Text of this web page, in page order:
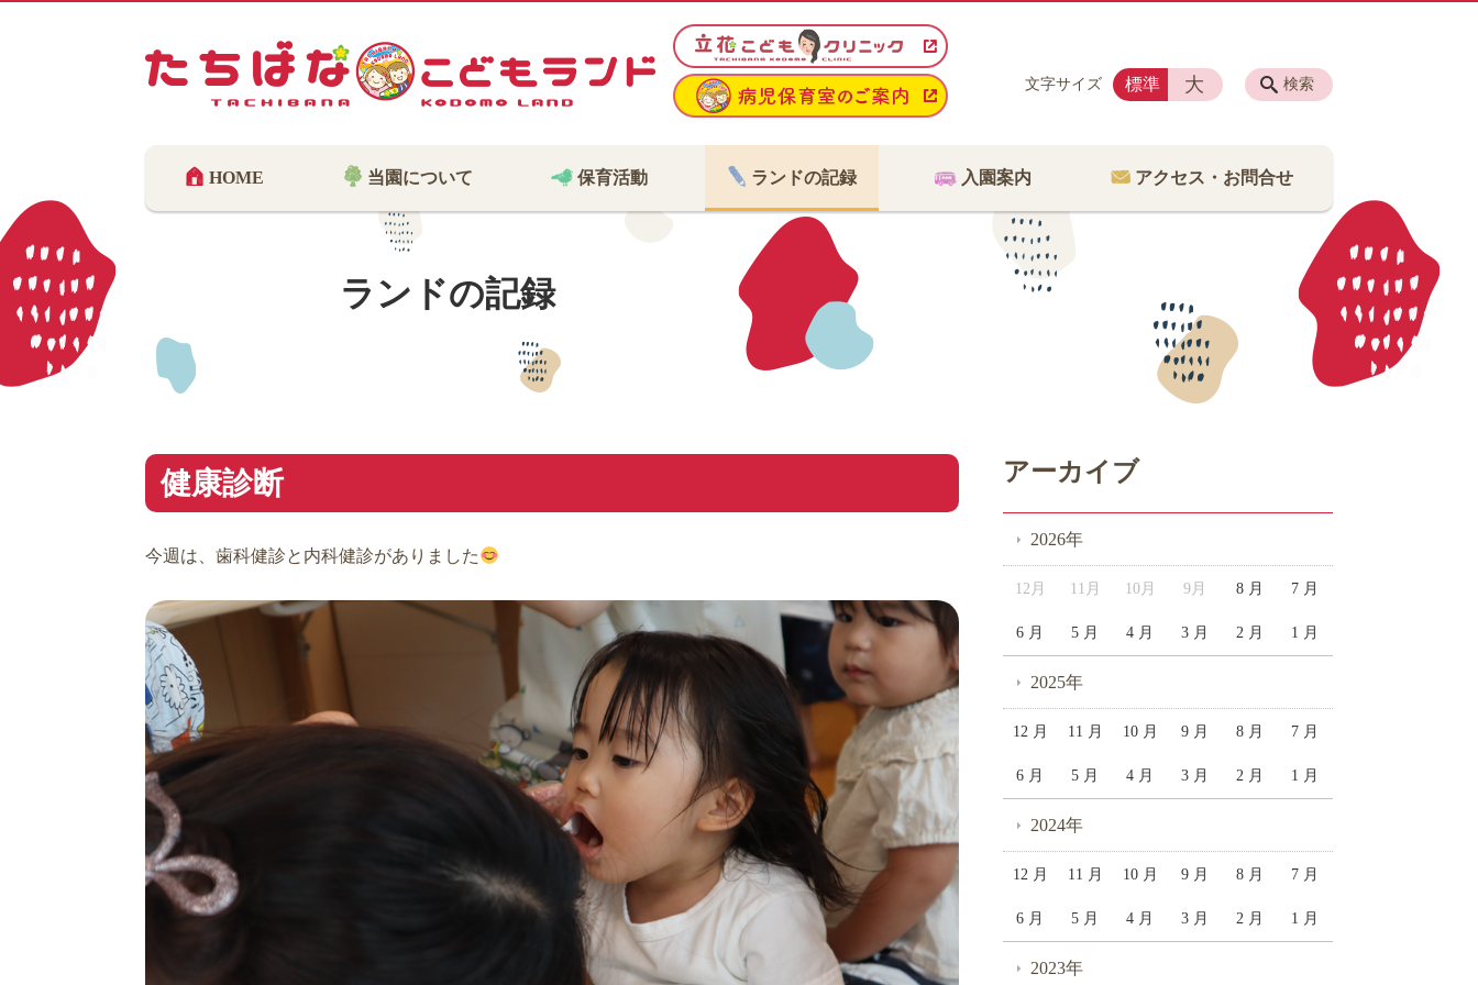
HOME 当園について 保育活動 ランドの記録 入園案内 アクセス・お問合せ
検索
文字サイズ 標準 大
ランドの記録
健康診断
今週は、歯科健診と内科健診がありました
アーカイブ
2026年
12月 11月 10月 9月 8 月 7 月
6 月 5 月 4 月 3 月 2 月 1 月
2025年
12 月 11 月 10 月 9 月 8 月 7 月
6 月 5 月 4 月 3 月 2 月 1 月
2024年
12 月 11 月 10 月 9 月 8 月 7 月
6 月 5 月 4 月 3 月 2 月 1 月
2023年